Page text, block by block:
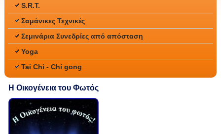
S.R.T.
Σαμάνικες Τεχνικές
Σεμινάρια Συνεδρίες από απόσταση
Yoga
Tai Chi - Chi gong
Η Οικογένεια του Φωτός